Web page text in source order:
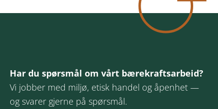
Har du spørsmål om vårt bærekraftsarbeid?
Vi jobber med miljø, etisk handel og åpenhet —
og svarer gjerne på spørsmål.